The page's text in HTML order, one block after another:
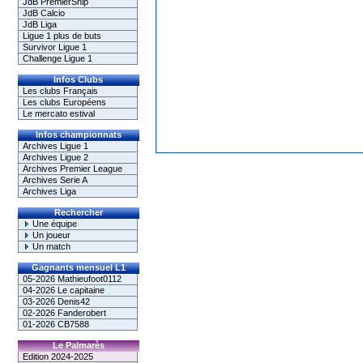
JdB Calcio
JdB Liga
Ligue 1 plus de buts
Survivor Ligue 1
Challenge Ligue 1
Infos Clubs
Les clubs Français
Les clubs Européens
Le mercato estival
Infos championnats
Archives Ligue 1
Archives Ligue 2
Archives Premier League
Archives Serie A
Archives Liga
Rechercher
Une équipe
Un joueur
Un match
Gagnants mensuel L1
05-2026 Mathieufoot0112
04-2026 Le capitaine
03-2026 Denis42
02-2026 Fanderobert
01-2026 CB7588
Le Palmarès
Edition 2024-2025